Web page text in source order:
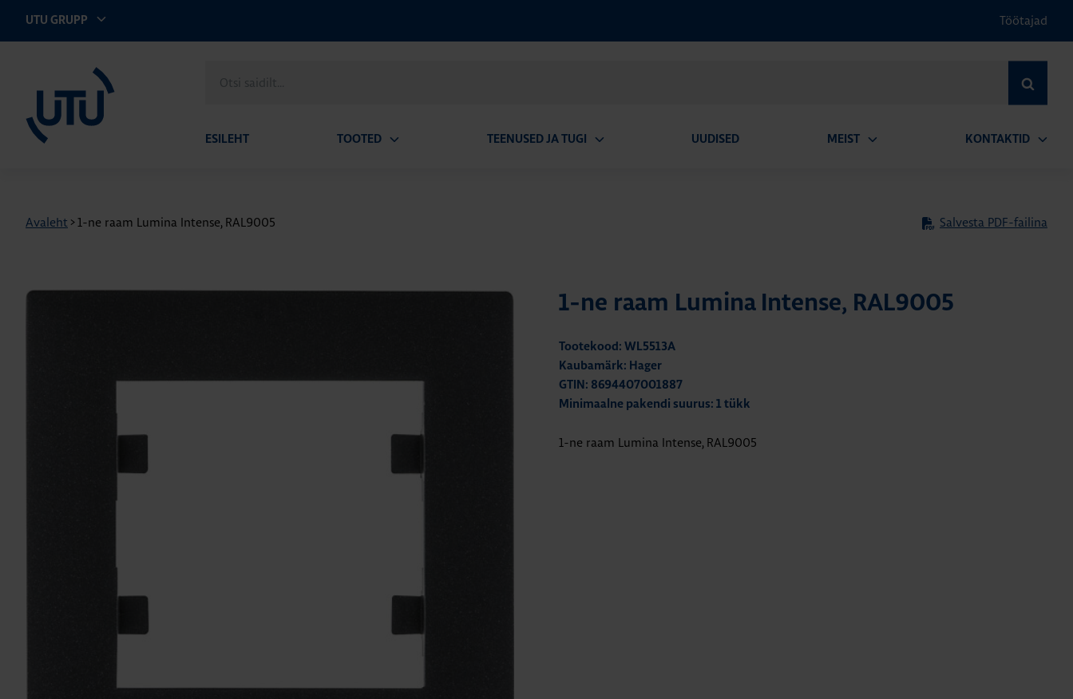
UTU GRUPP Töötajad
saidilt
ESILEHT TOOTED TEENUSED JA TUGI UUDISED MEIST KONTAKTID
Avaleht >1-ne raam Lumina Intense, RAL9005 Salvesta PDF-failina
1-ne raam Lumina Intense, RAL9005
Tootekood: WL5513A
Kaubamärk: Hager
GTIN: 8694407001887
Minimaalne pakendi suurus: 1 tükk
1-ne raam Lumina Intense, RAL9005